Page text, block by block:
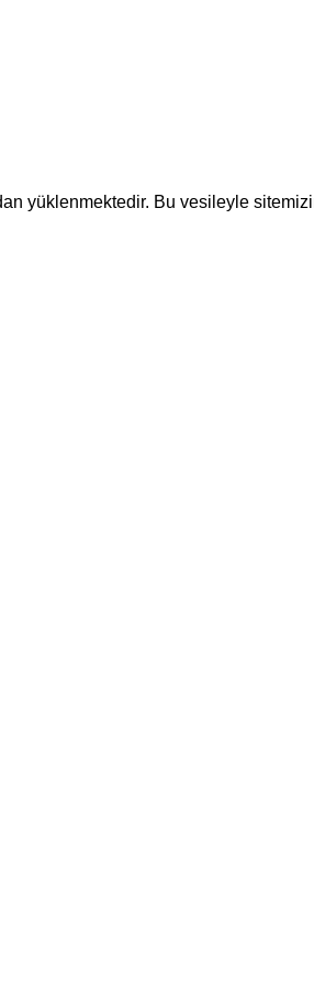
yüklenmektedir. Bu vesileyle